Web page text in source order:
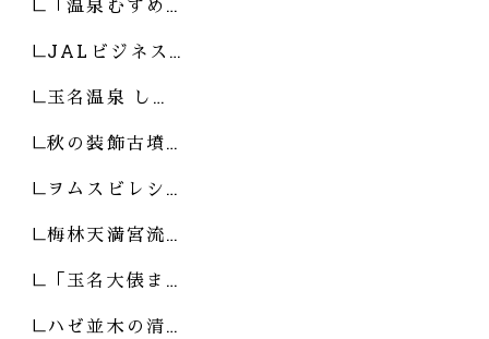
「温泉むすめ…
JALビジネス…
玉名温泉 し…
秋の装飾古墳…
ヲムスビレシ…
梅林天満宮流…
「玉名大俵ま…
ハゼ並木の清…